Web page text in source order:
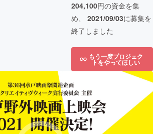
204,100円の資金を集
め、 2021/09/03に募集を
終了しました
もう一度プロジェク
トをやってほしい